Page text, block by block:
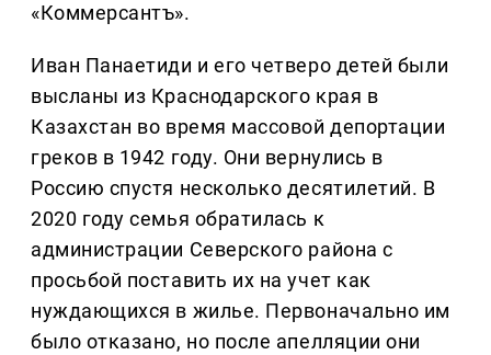
«Коммерсантъ».
Иван Панаетиди и его четверо детей были
высланы из Краснодарского края в
Казахстан во время массовой депортации
греков в 1942 году. Они вернулись в
Россию спустя несколько десятилетий. В
2020 году семья обратилась к
администрации Северского района с
просьбой поставить их на учет как
нуждающихся в жилье. Первоначально им
было отказано, но после апелляции они